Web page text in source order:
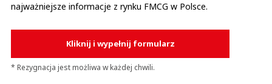
najważniejsze informacje z rynku FMCG w Polsce.
Kliknij i wypełnij formularz
* Rezygnacja jest możliwa w każdej chwili.